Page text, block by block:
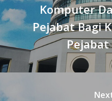
Komputer
Pejabat Bagi
Pejabat